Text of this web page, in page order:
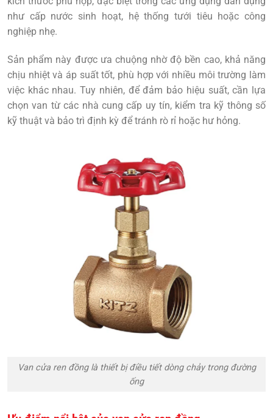
như cấp nước sinh hoạt, hệ thống tưới tiêu hoặc công
nghiệp nhẹ.
Sản phẩm này được ưa chuộng nhờ độ bền cao, khả năng
chịu nhiệt và áp suất tốt, phù hợp với nhiều môi trường làm
việc khác nhau. Tuy nhiên, để đảm bảo hiệu suất, cần lựa
chọn van từ các nhà cung cấp uy tín, kiểm tra kỹ thông số
kỹ thuật và bảo trì định kỳ để tránh rò rỉ hoặc hư hỏng.
Van cửa ren đồng là thiết bị điều tiết dòng chảy trong đường
ống